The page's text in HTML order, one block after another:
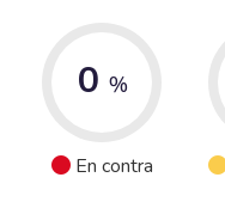
0 %
En contra